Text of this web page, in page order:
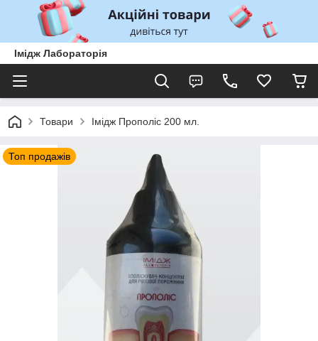
Імідж Лабораторія
Товари Імідж Прополіс 200 мл.
Топ продажів